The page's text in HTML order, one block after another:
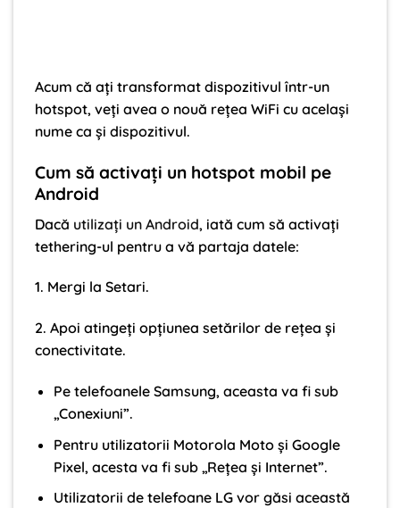
Acum că ați transformat dispozitivul într-un
hotspot, veți avea o nouă rețea WiFi cu același
nume ca și dispozitivul.
Cum să activați un hotspot mobil pe
Android
Dacă utilizați un Android, iată cum să activați
tethering-ul pentru a vă partaja datele:
1. Mergi la Setari.
2. Apoi atingeți opțiunea setărilor de rețea și
conectivitate.
Pe telefoanele Samsung, aceasta va fi sub
„Conexiuni”.
Pentru utilizatorii Motorola Moto și Google
Pixel, acesta va fi sub „Rețea și Internet”.
Utilizatorii de telefoane LG vor găsi această